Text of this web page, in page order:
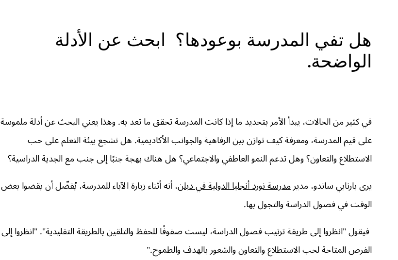
هل تفي المدرسة بوعودها؟ ابحث عن الأدلة
الواضحة.
في كثير من الحالات، يبدأ الأمر بتحديد ما إذا كانت المدرسة تحقق ما تعد به. وهذا يعني البحث عن أدلة ملموسة
على قيم المدرسة، ومعرفة كيف توازن بين الرفاهية والجوانب الأكاديمية. هل تشجع بيئة التعلم على حب
الاستطلاع والتعاون؟ وهل تدعم النمو العاطفي والاجتماعي؟ هل هناك بهجة جنبًا إلى جنب مع الجدية الدراسية؟
يرى بارنابي ساندو، مديرمدرسة نورد أنجليا الدولية في دبلن، أنه أثناء زيارة الآباء للمدرسة، يُفضّل أن يقضوا بعض
الوقت في فصول الدراسة والتجول بها.
فيقول "انظروا إلى طريقة ترتيب فصول الدراسة، ليست صفوفًا للحفظ والتلقين بالطريقة التقليدية". "انظروا إلى
الفرص المتاحة لحب الاستطلاع والتعاون والشعور بالهدف والطموح."